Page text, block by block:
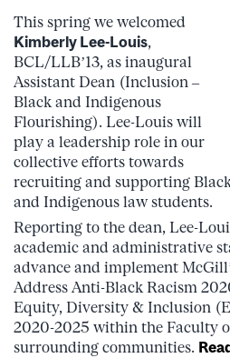
This spring we welcomed
Kimberly Lee-Louis,
BCL/LLB’13, as inaugural
Assistant Dean (Inclusion –
Black and Indigenous
Flourishing). Lee-Louis will
play a leadership role in our
collective efforts towards
recruiting and supporting
and Indigenous law students.
Reporting to the dean, Lee-
academic and administrative
advance and implement
Address Anti-Black Racism
Equity, Diversity & Inclusion
2020-2025 within the Faculty
surrounding communities.